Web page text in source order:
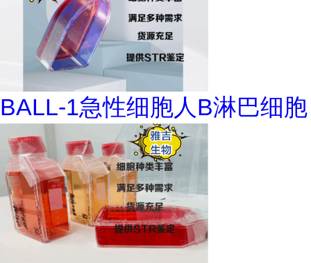
BALL-1急性细胞人B淋巴细胞